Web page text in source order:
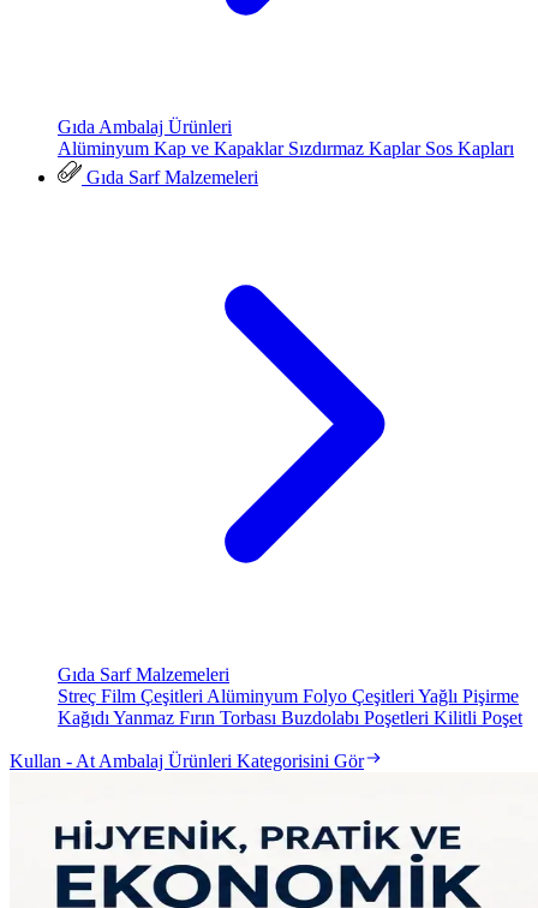
Gıda Ambalaj Ürünleri
Alüminyum Kap ve Kapaklar Sızdırmaz Kaplar Sos Kapları
Gıda Sarf Malzemeleri
Gıda Sarf Malzemeleri
Streç Film Çeşitleri Alüminyum Folyo Çeşitleri Yağlı Pişirme
Kağıdı Yanmaz Fırın Torbası Buzdolabı Poşetleri Kilitli Poşet
Kullan - At Ambalaj Ürünleri Kategorisini Gör